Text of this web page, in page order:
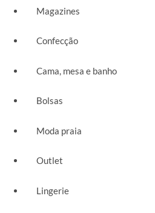
Magazines
Confecção
Cama, mesa e banho
Bolsas
Moda praia
Outlet
Lingerie